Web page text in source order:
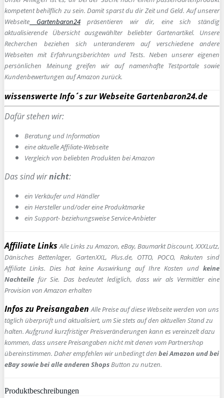
kompetent behilflich zu sein.Damit sparst du dir Zeit und Geld. Auf unserer
Webseite Gartenbaron24präsentieren wir dir, eine sich ständig
aktualisierende Übersicht ausgewählter beliebter Gartenartikel. Unsere
Recherchen beziehen sich unteranderem auf verschiedene andere
Webseiten mit Erfahrungsberichten und Tests. Neben unserer eigenen
persönlichen Meinung greifen wir auf namenhafte Testportale sowie
Kundenbewertungen auf Amazon zurück.
wissenswerte Info´s zur Webseite Gartenbaron24.de
Dafür stehen wir:
Beratung und Information
eine aktuelle Affiliate-Webseite
Vergleich von beliebten Produkten bei Amazon
Das sind wirnicht:
ein Verkäufer und Händler
ein Hersteller und/oder eine Produktmarke
ein Support- beziehungsweise Service-Anbieter
Affiliate Links Alle Links zu Amazon, eBay, Baumarkt Discount, XXXLutz,
Dänisches Bettenlager, GartenXXL, Plus.de, OTTO, POCO, Rakuten sind
Affiliate Links. Dies hat keine Auswirkung auf Ihre Kosten und keine
Nachteile für Sie. Das bedeutet lediglich, dass wir als Vermittler eine
Provision von Amazon erhalten
Infos zu Preisangaben Alle Preise auf diese Webseite werden von uns
täglich überprüft und aktualisiert, um Sie stets auf den aktuellen Stand zu
halten. Aufgrund kurzfristiger Preisveränderungen kann es vereinzelt dazu
kommen, dass unsere Preisangaben nicht mit denen vom Partnershop
übereinstimmen. Daher empfehlen wir unbedingt den bei Amazon und bei
eBay sowie bei alle anderen ShopsButton zu nutzen.
Produktbeschreibungen